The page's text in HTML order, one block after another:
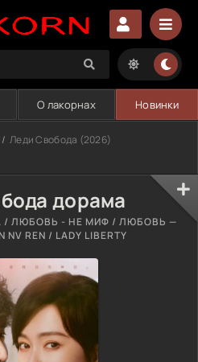
О лакорнах Новинки
Леди Свобода (2026)
дорама
/ ЛЮБОВЬ - НЕ МИФ / ЛЮБОВЬ —
REN / LADY LIBERTY